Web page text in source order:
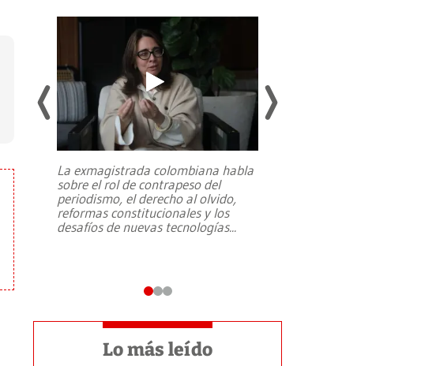
La exmagistrada colombiana habla
sobre el rol de contrapeso del
periodismo, el derecho al olvido,
reformas constitucionales y los
desafíos de nuevas tecnologías...
Lo más leído